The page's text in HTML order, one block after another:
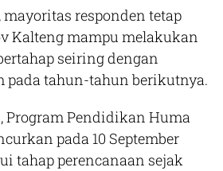
responden tetap
Kalteng mampu melakukan
seiring dengan
pada tahun-tahun berikutnya.
Program Pendidikan Huma
pada 10 September
tahap perencanaan sejak